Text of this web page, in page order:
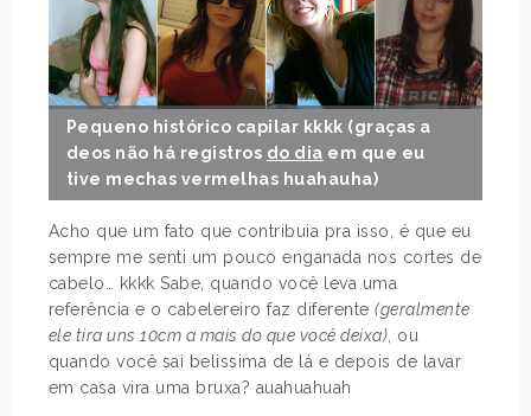
Pequeno histórico capilar kkkk (graças a
deos não há registros do dia em que eu
tive mechas vermelhas huahauha)
Acho que um fato que contribuia pra isso, é que eu
sempre me senti um pouco enganada nos cortes de
cabelo… kkkk Sabe, quando você leva uma
referência e o cabelereiro faz diferente(geralmente
ele tira uns 10cm a mais do que você deixa) , ou
quando você sai belissima de lá e depois de lavar
em casa vira uma bruxa? auahuahuah